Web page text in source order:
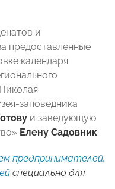
и
предоставленные
календаря
заповедника
и заведующую
Елену Садовник.
предпринимателей,
специально для